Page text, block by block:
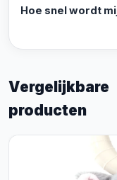
Hoe snel wordt
Vergelijkbare
producten